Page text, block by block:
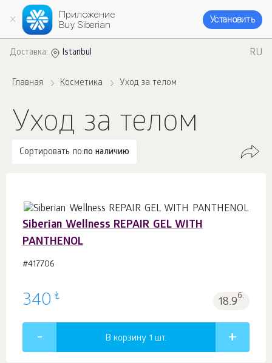
Приложение
Buy Siberian
Установить
Доставка: Istanbul RU
Главная Косметика Уход за телом
Уход за телом
Сортировать по:по наличию
Siberian Wellness REPAIR GEL WITH
PANTHENOL
#417706
340 ₺ 18.9б.
В корзину 1 шт.